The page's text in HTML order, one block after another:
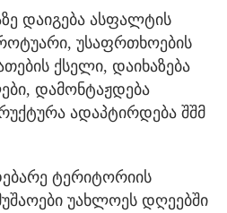
დაიგება ასფალტის
უსაფრთხოების
ქსელი, დაიხაზება
დამონტაჟდება
ადაპტირდება შშმ
ტერიტორიის
უახლოეს დღეებში